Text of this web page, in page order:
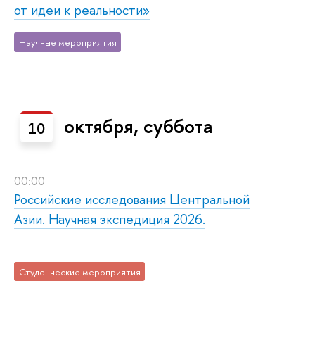
от идеи к реальности»
Научные мероприятия
10 октября, суббота
00:00
Российские исследования Центральной
Азии. Научная экспедиция 2026.
Студенческие мероприятия